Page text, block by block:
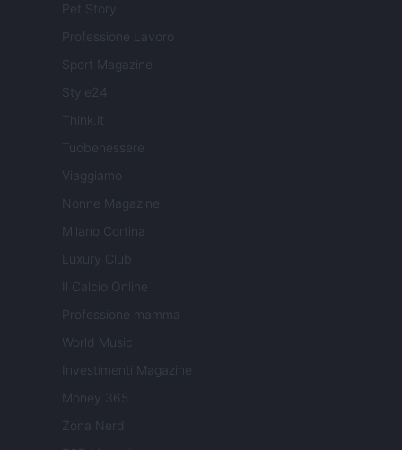
Pet Story
Professione Lavoro
Sport Magazine
Style24
Think.it
Tuobenessere
Viaggiamo
Nonne Magazine
Milano Cortina
Luxury Club
Il Calcio Online
Professione mamma
World Music
Investimenti Magazine
Money 365
Zona Nerd